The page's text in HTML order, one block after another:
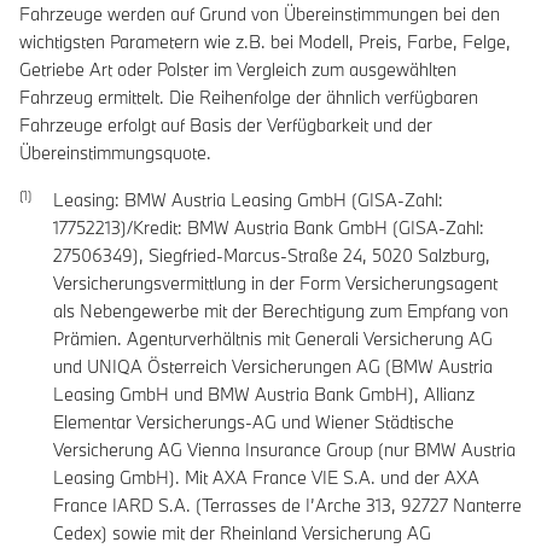
Fahrzeuge werden auf Grund von Übereinstimmungen bei den
wichtigsten Parametern wie z.B. bei Modell, Preis, Farbe, Felge,
Getriebe Art oder Polster im Vergleich zum ausgewählten
Fahrzeug ermittelt. Die Reihenfolge der ähnlich verfügbaren
Fahrzeuge erfolgt auf Basis der Verfügbarkeit und der
Übereinstimmungsquote.
Leasing: BMW Austria Leasing GmbH (GISA-Zahl:
17752213)/Kredit: BMW Austria Bank GmbH (GISA-Zahl:
27506349), Siegfried-Marcus-Straße 24, 5020 Salzburg,
Versicherungsvermittlung in der Form Versicherungsagent
als Nebengewerbe mit der Berechtigung zum Empfang von
Prämien. Agenturverhältnis mit Generali Versicherung AG
und UNIQA Österreich Versicherungen AG (BMW Austria
Leasing GmbH und BMW Austria Bank GmbH), Allianz
Elementar Versicherungs-AG und Wiener Städtische
Versicherung AG Vienna Insurance Group (nur BMW Austria
Leasing GmbH). Mit AXA France VIE S.A. und der AXA
France IARD S.A. (Terrasses de I’Arche 313, 92727 Nanterre
Cedex) sowie mit der Rheinland Versicherung AG